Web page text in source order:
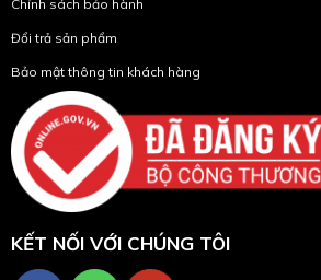
Chính sách bảo hành
Đổi trả sản phẩm
Bảo mật thông tin khách hàng
KẾT NỐI VỚI CHÚNG TÔI